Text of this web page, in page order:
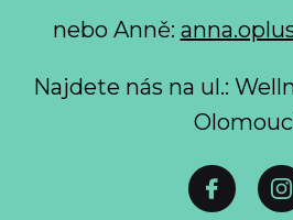
nebo Anně:
Najdete nás na ul.: